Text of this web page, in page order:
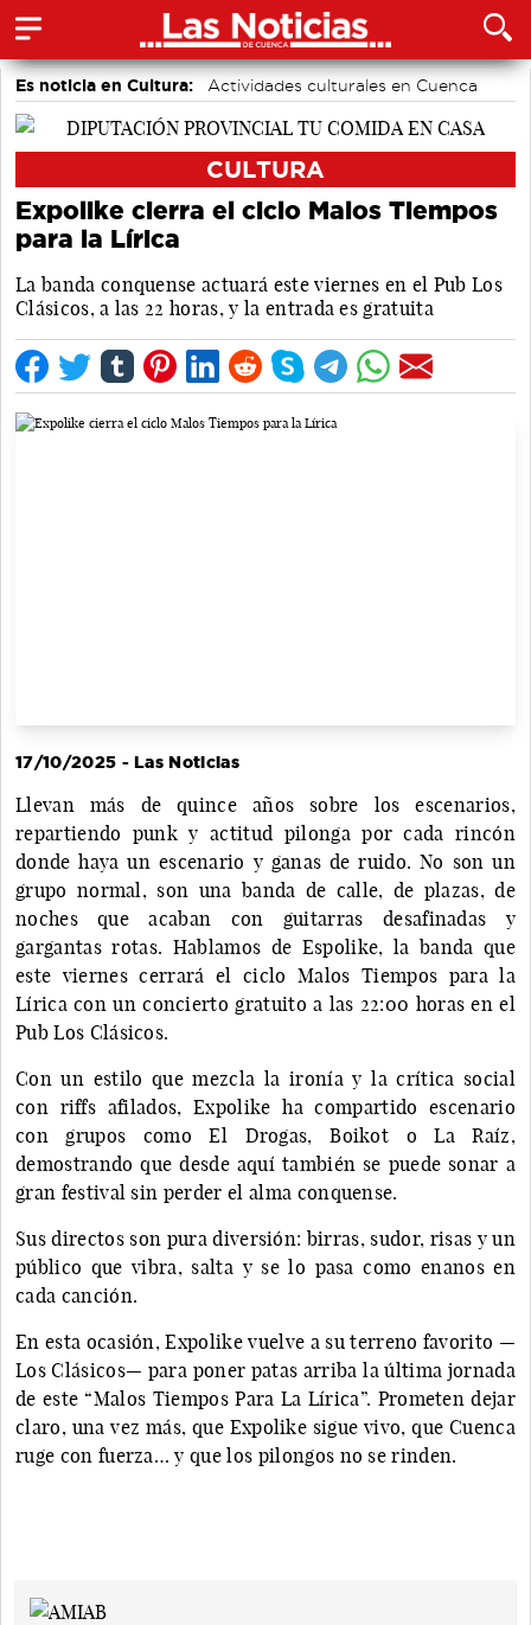
Es noticia en Cultura: Actividades culturales en Cuenca
CULTURA
Expolike cierra el ciclo Malos Tiempos
para la Lírica
La banda conquense actuará este viernes en el Pub Los
Clásicos, a las 22 horas, y la entrada es gratuita
17/10/2025 - Las Noticias
Llevan más de quince años sobre los escenarios,
repartiendo punk y actitud pilonga por cada rincón
donde haya un escenario y ganas de ruido. No son un
grupo normal, son una banda de calle, de plazas, de
noches que acaban con guitarras desafinadas y
gargantas rotas. Hablamos de Espolike, la banda que
este viernes cerrará el ciclo Malos Tiempos para la
Lírica con un concierto gratuito a las 22:00 horas en el
Pub Los Clásicos.
Con un estilo que mezcla la ironía y la crítica social
con riffs afilados, Expolike ha compartido escenario
con grupos como El Drogas, Boikot o La Raíz,
demostrando que desde aquí también se puede sonar a
gran festival sin perder el alma conquense.
Sus directos son pura diversión: birras, sudor, risas y un
público que vibra, salta y se lo pasa como enanos en
cada canción.
En esta ocasión, Expolike vuelve a su terreno favorito —
Los Clásicos— para poner patas arriba la última jornada
de este “Malos Tiempos Para La Lírica”. Prometen dejar
claro, una vez más, que Expolike sigue vivo, que Cuenca
ruge con fuerza… y que los pilongos no se rinden.